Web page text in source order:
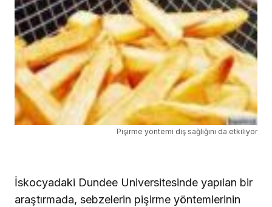
Pişirme yöntemi diş sağlığını da etkiliyor
İskocyadaki Dundee Universitesinde yapılan bir
araştırmada, sebzelerin pişirme yöntemlerinin